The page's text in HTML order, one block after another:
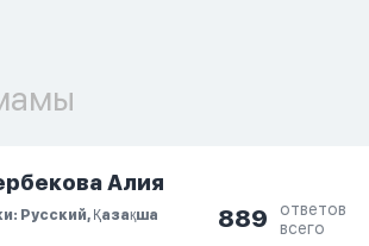
Алия
Русский, Қазақша 889
ответов
всего